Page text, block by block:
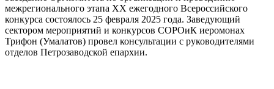
межрегионального этапа ХX ежегодного Всероссийского
конкурса состоялось 25 февраля 2025 года. Заведующий
сектором мероприятий и конкурсов СОРОиК иеромонах
Трифон (Умалатов) провел консультации с руководителями
отделов Петрозаводской епархии.